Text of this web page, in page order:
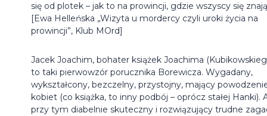
się od plotek – jak to na prowincji, gdzie wszyscy się
[Ewa Helleńska „Wizyta u mordercy czyli uroki życia na
prowincji”, Klub MOrd]
Jacek Joachim, bohater książek Joachima
to taki pierwowzór porucznika Borewicza. Wygadany,
wykształcony, bezczelny, przystojny, mający
kobiet (co książka, to inny podbój – oprócz stałej Hanki).
przy tym diabelnie skuteczny i rozwiązujący trudne